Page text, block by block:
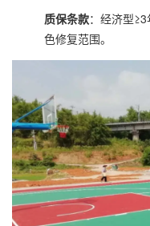
质保条款：经济型
色修复范围。